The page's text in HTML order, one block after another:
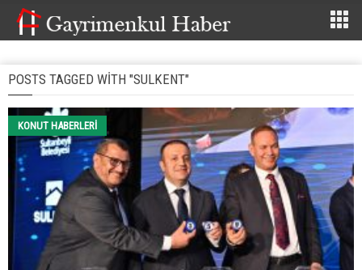
POSTS TAGGED WITH "SULKENT"
KONUT HABERLERI